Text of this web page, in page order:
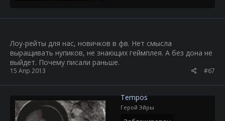
Лоу-рейты для нас, новичков в фв. Нет смысла
выращивать нупиков, не знающих геймплея. А без дона не
выйдет. Почему писали раньше.
15 Апр 2013 #67
Tempos
Герой Эйры